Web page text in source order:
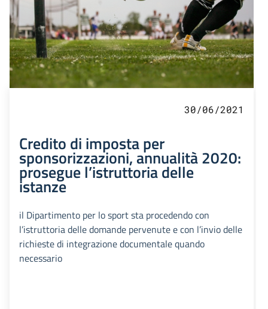
30/06/2021
Credito di imposta per
sponsorizzazioni, annualità 2020:
prosegue l’istruttoria delle
istanze
il Dipartimento per lo sport sta procedendo con
l’istruttoria delle domande pervenute e con l’invio delle
richieste di integrazione documentale quando
necessario